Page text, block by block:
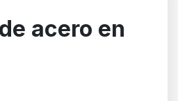
acero en